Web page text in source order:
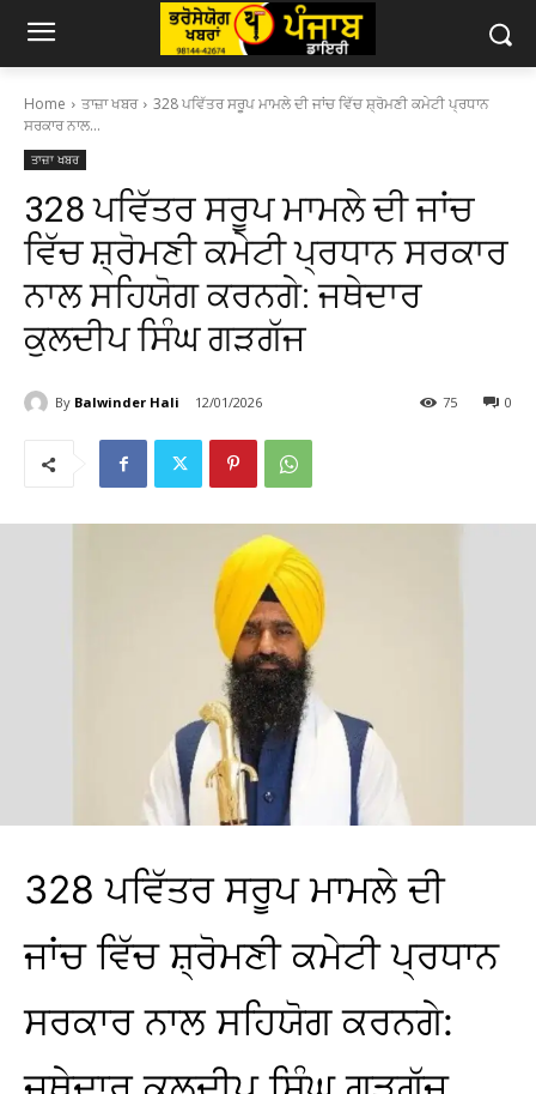
Home ਤਾਜ਼ਾ ਖਬਰ
328 ਪਵਿੱਤਰ ਸਰੂਪ ਮਾਮਲੇ ਦੀ ਜਾਂਚ ਵਿੱਚ ਸ਼੍ਰੋਮਣੀ ਕਮੇਟੀ ਪ੍ਰਧਾਨ
ਸਰਕਾਰ ਨਾਲ...
ਤਾਜ਼ਾ ਖਬਰ
328 ਪਵਿੱਤਰ ਸਰੂਪ ਮਾਮਲੇ ਦੀ ਜਾਂਚ
ਵਿੱਚ ਸ਼੍ਰੋਮਣੀ ਕਮੇਟੀ ਪ੍ਰਧਾਨ ਸਰਕਾਰ
ਨਾਲ ਸਹਿਯੋਗ ਕਰਨਗੇ: ਜਥੇਦਾਰ
ਕੁਲਦੀਪ ਸਿੰਘ ਗੜਗੱਜ
By Balwinder Hali 12/01/2026 0
75
328 ਪਵਿੱਤਰ ਸਰੂਪ ਮਾਮਲੇ ਦੀ
ਜਾਂਚ ਵਿੱਚ ਸ਼੍ਰੋਮਣੀ ਕਮੇਟੀ ਪ੍ਰਧਾਨ
ਸਰਕਾਰ ਨਾਲ ਸਹਿਯੋਗ ਕਰਨਗੇ: